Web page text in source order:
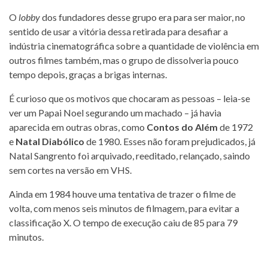
O lobbydos fundadores desse grupo era para ser maior, no
sentido de usar a vitória dessa retirada para desafiar a
indústria cinematográfica sobre a quantidade de violência em
outros filmes também, mas o grupo de dissolveria pouco
tempo depois, graças a brigas internas.
É curioso que os motivos que chocaram as pessoas – leia-se
ver um Papai Noel segurando um machado – já havia
aparecida em outras obras, como Contos do Além de 1972
e Natal Diabólico de 1980. Esses não foram prejudicados, já
Natal Sangrento foi arquivado, reeditado, relançado, saindo
sem cortes na versão em VHS.
Ainda em 1984 houve uma tentativa de trazer o filme de
volta, com menos seis minutos de filmagem, para evitar a
classificação X. O tempo de execução caiu de 85 para 79
minutos.